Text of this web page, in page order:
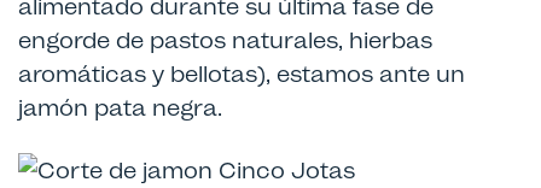
alimentado durante su última fase de
engorde de pastos naturales, hierbas
aromáticas y bellotas), estamos ante un
jamón pata negra.